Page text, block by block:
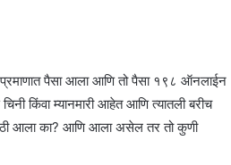
पैसा आला आणि तो पैसा १९८ ऑनलाईन
किंवा म्यानमारी आहेत आणि त्यातली बरीच
आला का? आणि आला असेल तर तो कुणी